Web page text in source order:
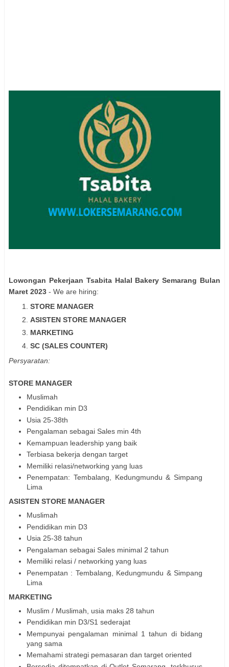
Lowongan Pekerjaan Tsabita Halal Bakery Semarang Bulan
Maret 2023 - We are hiring:
STORE MANAGER
ASISTEN STORE MANAGER
MARKETING
SC (SALES COUNTER)
Persyaratan:
STORE MANAGER
Muslimah
Pendidikan min D3
Usia 25-38th
Pengalaman sebagai Sales min 4th
Kemampuan leadership yang baik
Terbiasa bekerja dengan target
Memiliki relasi/networking yang luas
Penempatan: Tembalang, Kedungmundu & Simpang
Lima
ASISTEN STORE MANAGER
Muslimah
Pendidikan min D3
Usia 25-38 tahun
Pengalaman sebagai Sales minimal 2 tahun
Memiliki relasi / networking yang luas
Penempatan : Tembalang, Kedungmundu & Simpang
Lima
MARKETING
Muslim / Muslimah, usia maks 28 tahun
Pendidikan min D3/S1 sederajat
Mempunyai pengalaman minimal 1 tahun di bidang
yang sama
Memahami strategi pemasaran dan target oriented